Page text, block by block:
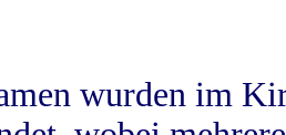
wurden im